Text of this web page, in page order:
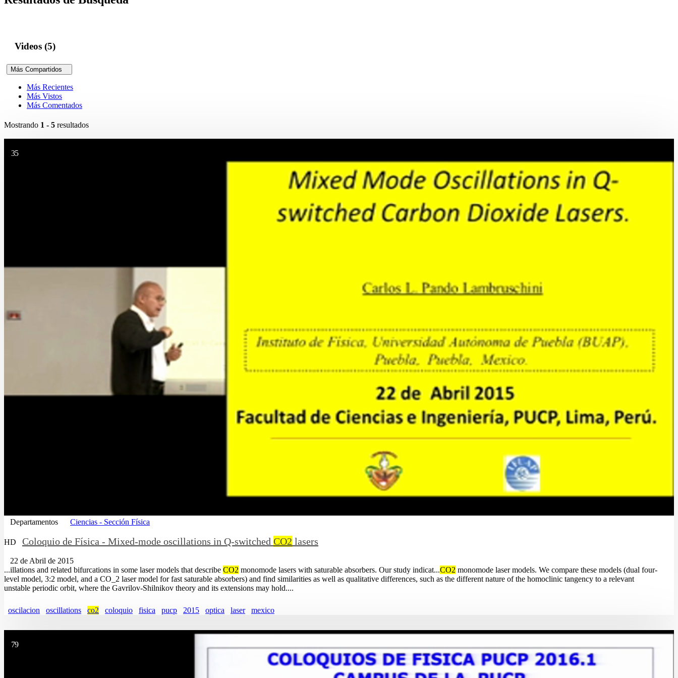
Videos (5)
Más Compartidos
Más Recientes
Más Vistos
Más Comentados
Mostrando 1 - 5 resultados
35
Departamentos Ciencias - Sección Física
HD Coloquio de Física - Mixed-mode oscillations in Q-switched CO2 lasers
22 de Abril de 2015
...illations and related bifurcations in some laser models that describe CO2 monomode lasers with saturable absorbers. Our study indicat...CO2 monomode laser models. We compare these models (dual four-
level model, 3:2 model, and a CO_2 laser model for fast saturable absorbers) and find similarities as well as qualitative differences, such as the different nature of the homoclinic tangency to a relevant
unstable periodic orbit, where the Gavrilov-Shilnikov theory and its extensions may hold....
oscilacion oscillations co2 coloquio fisica pucp 2015 optica laser mexico
79